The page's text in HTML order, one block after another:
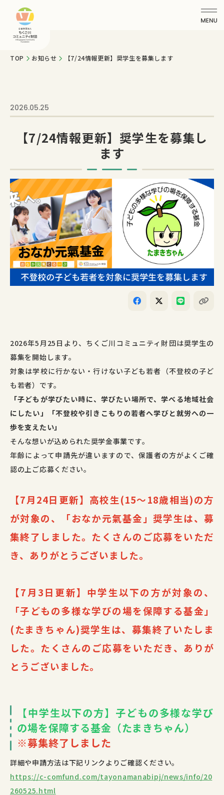
TOP お知らせ 【7/24情報更新】奨学生を募集します
2026.05.25
【7/24情報更新】奨学生を募集し
ます
2026年5月25日より、ちくご川コミュニティ財団は奨学生の
募集を開始します。
対象は学校に行かない・行けない子ども若者（不登校の子ど
も若者）です。
「子どもが学びたい時に、学びたい場所で、学べる地域社会
にしたい」「不登校や引きこもりの若者へ学びと就労への一
歩を支えたい」
そんな想いが込められた奨学金事業です。
年齢によって申請先が違いますので、保護者の方がよくご確
認の上ご応募ください。
【7月24日更新】高校生(15〜18歳相当)の方
が対象の、「おなか元氣基金」奨学生は、募
集終了しました。 たくさんのご応募をいただ
き、ありがとうございました。
【7月3日更新】中学生以下の方が対象の、
「子どもの多様な学びの場を保障する基金」
(たまきちゃん)奨学生は、募集終了いたしま
した。たくさんのご応募をいただき、ありが
とうございました。
【中学生以下の方】子どもの多様な学び
の場を保障する基金（たまきちゃん）
※募集終了しました
詳細や申請方法は下記リンクよりご確認ください。
https://c-comfund.com/tayonamanabipj/news/info/20
260525.html